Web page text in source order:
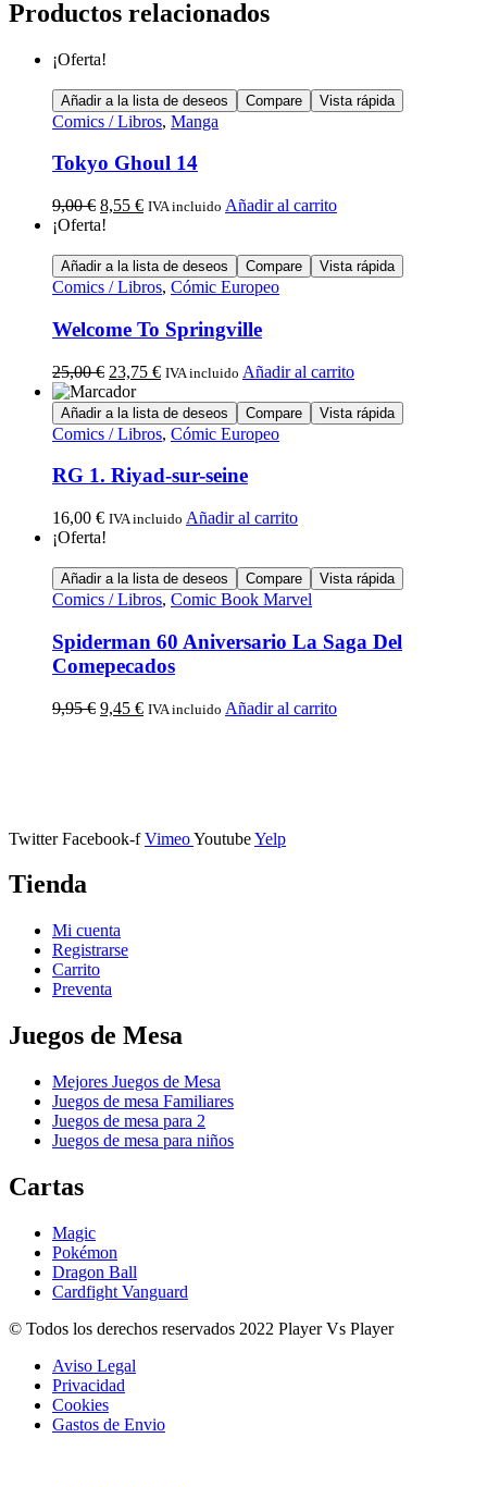
Productos relacionados
¡Oferta!
Añadir a la lista de deseos Compare Vista rápida
Comics / Libros, Manga
Tokyo Ghoul 14
9,00€ 8,55 € IVA incluido Añadir al carrito
¡Oferta!
Añadir a la lista de deseos Compare Vista rápida
Comics / Libros, Cómic Europeo
Welcome To Springville
25,00€ 23,75 € IVA incluido Añadir al carrito
Añadir a la lista de deseos Compare Vista rápida
Comics / Libros, Cómic Europeo
RG 1. Riyad-sur-seine
16,00 € IVA incluido Añadir al carrito
¡Oferta!
Añadir a la lista de deseos Compare Vista rápida
Comics / Libros, Comic Book Marvel
Spiderman 60 Aniversario La Saga Del
Comepecados
9,95€ 9,45 € IVA incluido Añadir al carrito
Twitter Facebook-f VimeoYoutubeYelp
Tienda
Mi cuenta
Registrarse
Carrito
Preventa
Juegos de Mesa
Mejores Juegos de Mesa
Juegos de mesa Familiares
Juegos de mesa para 2
Juegos de mesa para niños
Cartas
Magic
Pokémon
Dragon Ball
Cardfight Vanguard
© Todos los derechos reservados 2022 Player Vs Player
Aviso Legal
Privacidad
Cookies
Gastos de Envio